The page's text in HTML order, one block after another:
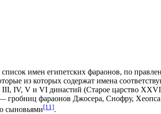
имен египетских фараонов, по
из которых содержат имена
III, IV, V и VI династий (Старое царство
гробниц фараонов Джосера, Снофру, Хеопса
сыновьями[11].